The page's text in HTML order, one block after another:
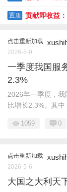
置顶 贡献即收益
点击重新加载
2026-5-9
一季度我国服
2.3%
2026年一季度，
比增长2.3%。其中
1059 0
点击重新加载
2026-5-6
大国之大利天